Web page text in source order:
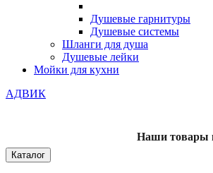
Душевые гарнитуры
Душевые системы
Шланги для душа
Душевые лейки
Мойки для кухни
АДВИК
Наши товары
Каталог